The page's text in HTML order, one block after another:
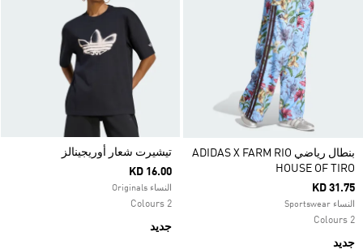
بنطال رياضي ADIDAS X FARM RIO
HOUSE OF TIRO
KD 31.75
النساء Sportswear
2 Colours
جديد
تيشيرت شعار أوريجينالز
KD 16.00
النساء Originals
2 Colours
جديد